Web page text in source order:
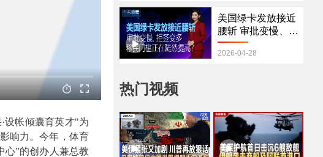
设帐倾囊育英才"为
响力。今年，体育
心”的创办人兼总教
美国绿卡发放接近
腰斩 审批变慢、拒
签变多 移民门槛正
在陡然提高？
2026-04-28
热门视频